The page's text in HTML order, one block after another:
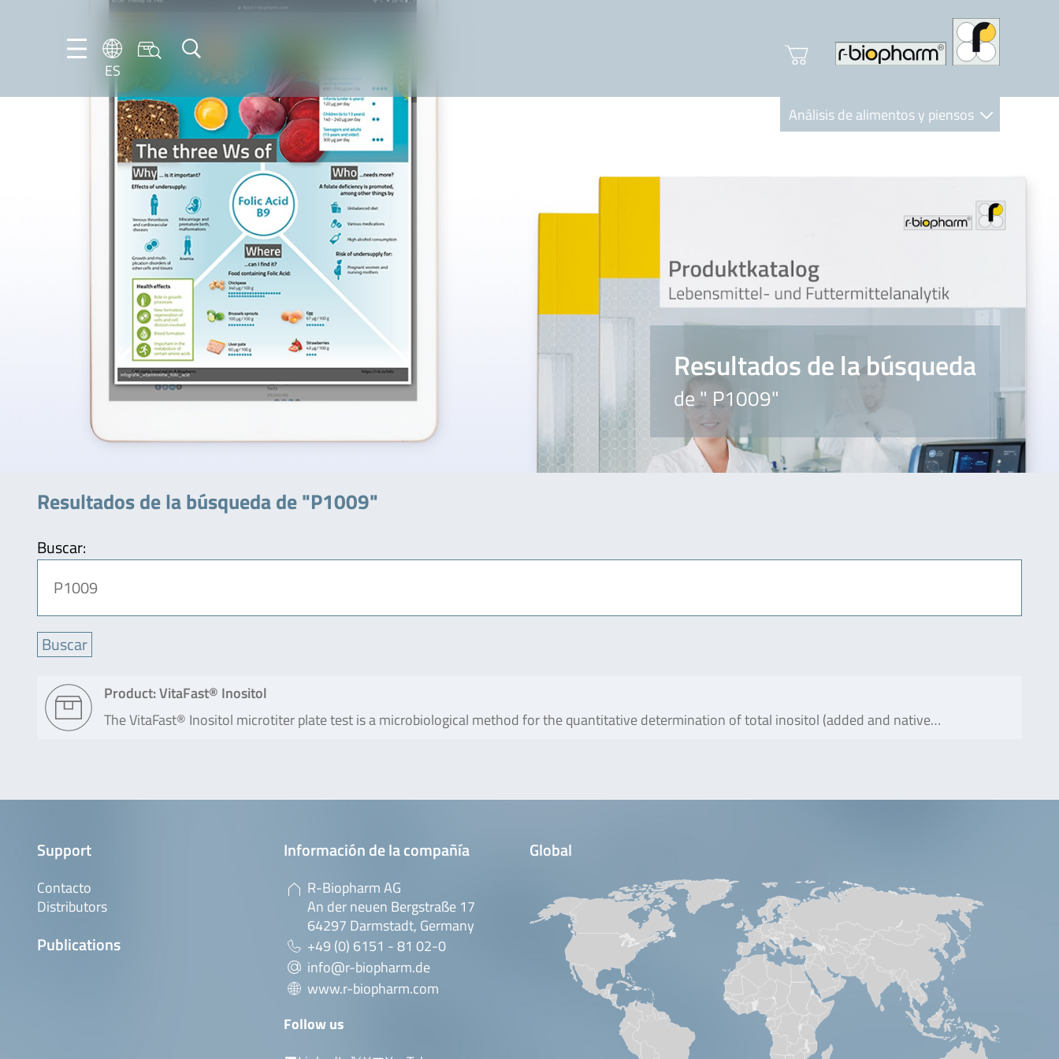
ES
DE
EN
Análisis de alimentos y piensos
Resultados de la búsqueda
de " P1009"
Resultados de la búsqueda de "P1009"
Buscar:
Product: VitaFast® Inositol
The VitaFast® Inositol microtiter plate test is a microbiological method for the quantitative determination of total inositol (added and native…
Support
Contacto
Distributors
Publications
Información de la compañía
R-Biopharm AG
An der neuen Bergstraße 17
64297 Darmstadt, Germany
+49 (0) 6151 - 81 02-0
info@r-biopharm.de
www.r-biopharm.com
Follow us
Global